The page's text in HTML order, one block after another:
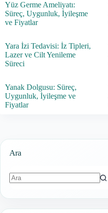
Yüz Germe Ameliyatı:
Süreç, Uygunluk, İyileşme
ve Fiyatlar
Yara İzi Tedavisi: İz Tipleri,
Lazer ve Cilt Yenileme
Süreci
Yanak Dolgusu: Süreç,
Uygunluk, İyileşme ve
Fiyatlar
Ara